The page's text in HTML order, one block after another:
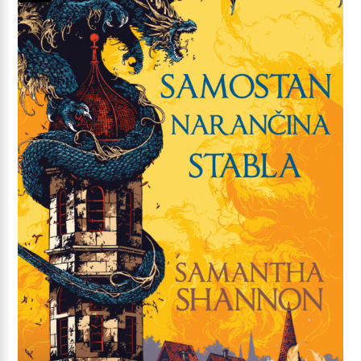
22,99 €